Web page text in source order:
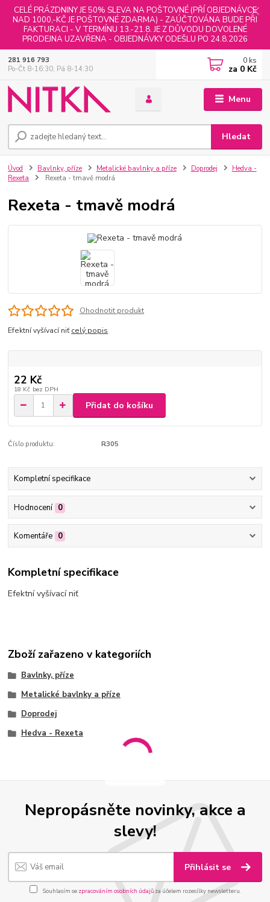
CELÉ PRÁZDNINY JE 50% SLEVA NA POŠTOVNÉ (PŘÍ OBJEDNÁVCE
NAD 1000,-KČ JE POŠTOVNÉ ZDARMA) - ZAÚČTOVÁNA BUDE PŘI
FAKTURACI - V TERMÍNU 13.-21.8. JE Z DŮVODU DOVOLENÉ
PRODEJNA UZAVŘENA - OBJEDNÁVKY ODEŠLU PO 24.8.2026
Menu
Hledat
281 916 793
Po-Čt 8-16:30, Pá 8-14:30
0 ks
za 0 Kč
Úvod Bavlnky, příze Metalické bavlnky a příze Doprodej
Hedva -
Rexeta
Rexeta - tmavě modrá
Rexeta - tmavě modrá
Ohodnotit produkt
Efektní vyšívací niťcelý popis
22 Kč
18 Kč bez DPH
Přidat do košíku
Číslo produktu: R305
Kompletní specifikace
Hodnocení 0
Komentáře 0
Kompletní specifikace
Efektní vyšívací niť
Zboží zařazeno v kategoriích
Bavlnky, příze
Metalické bavlnky a příze
Doprodej
Hedva - Rexeta
Nepropásněte novinky, akce a
slevy!
Přihlásit se
Souhlasím se zpracováním osobních údajůza účelem rozesílky newsletteru.